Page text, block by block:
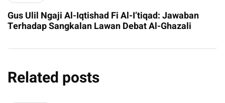
Gus Ulil Ngaji Al-Iqtishad Fi Al-I’tiqad: Jawaban
Terhadap Sangkalan Lawan Debat Al-Ghazali
Related posts